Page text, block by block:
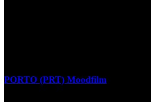
PORTO (PRT) Moodfilm